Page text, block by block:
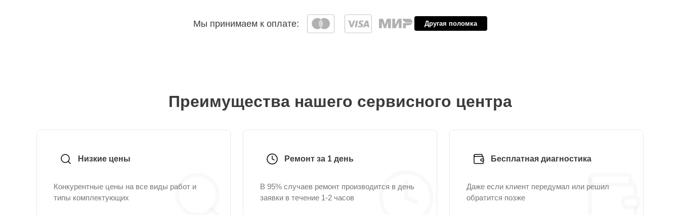
Мы принимаем к оплате: Другая поломка
Преимущества нашего сервисного центра
Низкие цены
Конкурентные цены на все виды работ и
типы комплектующих
Ремонт за 1 день
В 95% случаев ремонт производится в день
заявки в течение 1-2 часов
Бесплатная диагностика
Даже если клиент передумал или решил
обратится позже